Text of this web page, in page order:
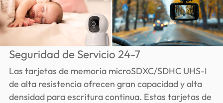
Seguridad de Servicio 24-7
Las tarjetas de memoria microSDXC/SDHC UHS-I
de alta resistencia ofrecen gran capacidad y alta
densidad para escritura continua. Estas tarjetas de